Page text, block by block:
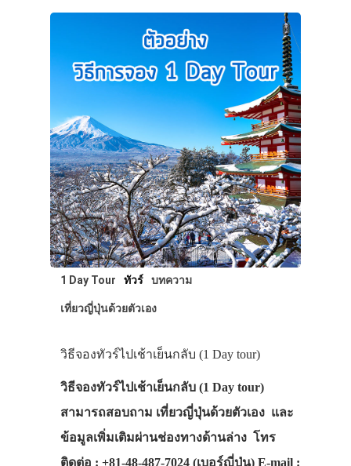
1 Day Tour ทัวร์ บทความ
เที่ยวญี่ปุ่นด้วยตัวเอง
วิธีจองทัวร์ไปเช้าเย็นกลับ (1 Day tour)
วิธีจองทัวร์ไปเช้าเย็นกลับ (1 Day tour)
สามารถสอบถาม เที่ยวญี่ปุ่นด้วยตัวเอง และ
ข้อมูลเพิ่มเติมผ่านช่องทางด้านล่าง โทร
ติดต่อ : +81-48-487-7024 (เบอร์ญี่ปุ่น) E-mail :